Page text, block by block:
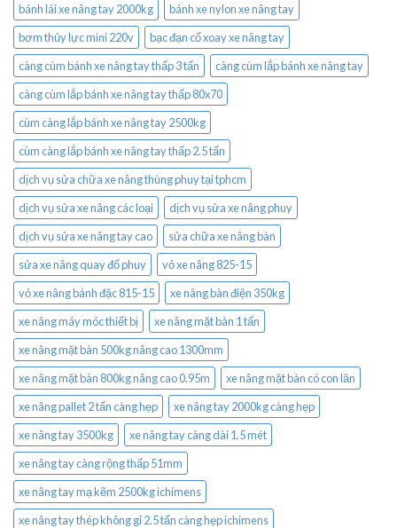
bánh lái xe nâng tay 2000kg
bánh xe nylon xe nâng tay
bơm thủy lực mini 220v
bạc đạn cổ xoay xe nâng tay
càng cùm bánh xe nâng tay thấp 3 tấn
càng cùm lắp bánh xe nâng tay
càng cùm lắp bánh xe nâng tay thấp 80x70
cùm càng lắp bánh xe nâng tay 2500kg
cùm càng lắp bánh xe nâng tay thấp 2.5 tấn
dịch vụ sửa chữa xe nâng thùng phuy tại tphcm
dịch vụ sửa xe nâng các loại
dịch vụ sửa xe nâng phuy
dịch vụ sửa xe nâng tay cao
sửa chữa xe nâng bàn
sửa xe nâng quay đổ phuy
vỏ xe nâng 825-15
vỏ xe nâng bánh đặc 815-15
xe nâng bàn điện 350kg
xe nâng máy móc thiết bị
xe nâng mặt bàn 1 tấn
xe nâng mặt bàn 500kg nâng cao 1300mm
xe nâng mặt bàn 800kg nâng cao 0.95m
xe nâng mặt bàn có con lăn
xe nâng pallet 2 tấn càng hẹp
xe nâng tay 2000kg càng hẹp
xe nâng tay 3500kg
xe nâng tay càng dài 1.5 mét
xe nâng tay càng rộng thấp 51mm
xe nâng tay mạ kẽm 2500kg ichimens
xe nâng tay thép không gỉ 2.5 tấn càng hẹp ichimens